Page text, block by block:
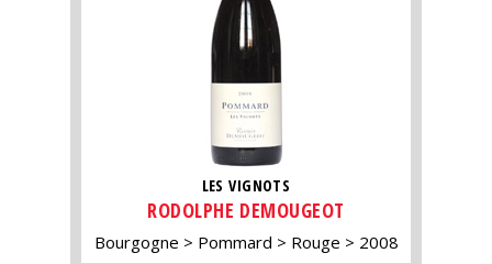
LES VIGNOTS
RODOLPHE DEMOUGEOT
Bourgogne Pommard Rouge 2008